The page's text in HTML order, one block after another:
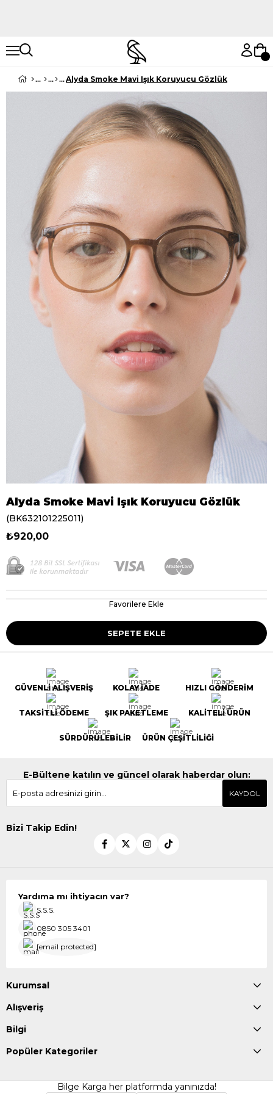
Alyda Smoke Mavi Işık Koruyucu Gözlük
Alyda Smoke Mavi Işık Koruyucu Gözlük
(BK632101225011)
₺920,00
Favorilere Ekle
GÜVENLİ ALIŞVERİŞ KOLAY İADE HIZLI GÖNDERİM
TAKSİTLİ ÖDEME ŞIK PAKETLEME KALİTELİ ÜRÜN
SÜRDÜRÜLEBİLİR ÜRÜN ÇEŞİTLİLİĞİ
E-Bültene katılın ve güncel olarak haberdar olun:
KAYDOL
Bizi Takip Edin!
Yardıma mı ihtiyacın var?
S.S.S.
0850 305 3401
[email protected]
Kurumsal
Alışveriş
Bilgi
Popüler Kategoriler
Bilge Karga her platformda yanınızda!